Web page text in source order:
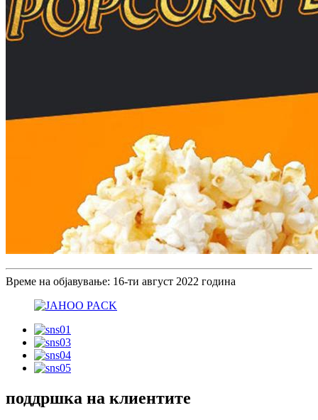
Време на објавување: 16-ти август 2022 година
поддршка на клиентите